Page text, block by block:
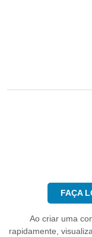
FAÇA
Ao criar uma
rapidamente,